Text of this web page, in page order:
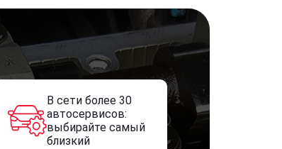
В сети более 30
автосервисов:
выбирайте самый
близкий